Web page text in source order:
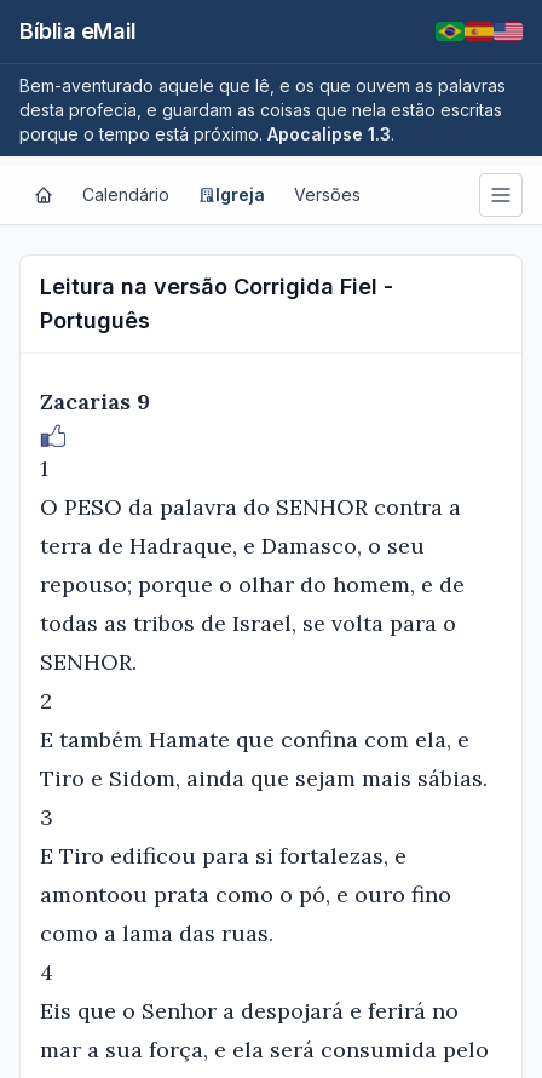
Bíblia eMail
Bem-aventurado aquele que lê, e os que ouvem as palavras
desta profecia, e guardam as coisas que nela estão escritas
porque o tempo está próximo. Apocalipse 1.3.
Calendário Igreja Versões
Leitura na versão Corrigida Fiel -
Português
Zacarias 9
1
O PESO da palavra do SENHOR contra a
terra de Hadraque, e Damasco, o seu
repouso; porque o olhar do homem, e de
todas as tribos de Israel, se volta para o
SENHOR.
2
E também Hamate que confina com ela, e
Tiro e Sidom, ainda que sejam mais sábias.
3
E Tiro edificou para si fortalezas, e
amontoou prata como o pó, e ouro fino
como a lama das ruas.
4
Eis que o Senhor a despojará e ferirá no
mar a sua força, e ela será consumida pelo